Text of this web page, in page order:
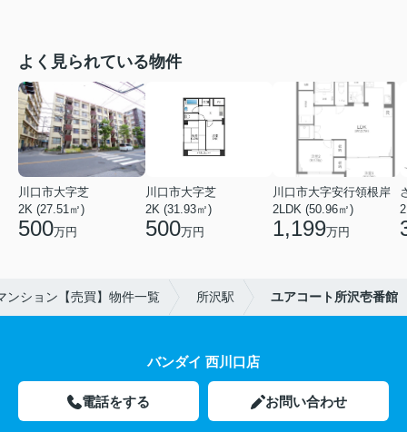
よく見られている物件
川口市大字芝
2K (27.51㎡)
500万円
川口市大字芝
2K (31.93㎡)
500万円
川口市大字安行領根岸
2LDK (50.96㎡)
1,199万円
ンション【売買】物件一覧 所沢駅 ユアコート所沢壱番館
バンダイ 西川口店
電話をする お問い合わせ